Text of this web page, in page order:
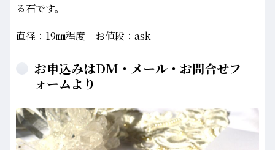
る石です。
直径：19㎜程度 お値段：ask
お申込みはDM・メール・お問合せフ
ォームより